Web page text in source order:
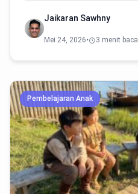
Jaikaran Sawhny
Mei 24, 2026• 3 menit baca
Pembelajaran Anak